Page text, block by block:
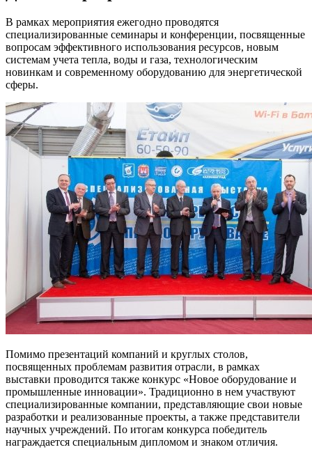
В рамках мероприятия ежегодно проводятся
специализированные семинары и конференции, посвященные
вопросам эффективного использования ресурсов, новым
системам учета тепла, воды и газа, технологическим
новинкам и современному оборудованию для энергетической
сферы.
Помимо презентаций компаний и круглых столов,
посвященных проблемам развития отрасли, в рамках
выставки проводится также конкурс «Новое оборудование и
промышленные инновации». Традиционно в нем участвуют
специализированные компании, представляющие свои новые
разработки и реализованные проекты, а также представители
научных учреждений. По итогам конкурса победитель
награждается специальным дипломом и знаком отличия.